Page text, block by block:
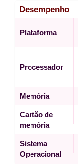
Desempenho
Plataforma
Processador
Memória
Cartão de
memória
Sistema
Operacional